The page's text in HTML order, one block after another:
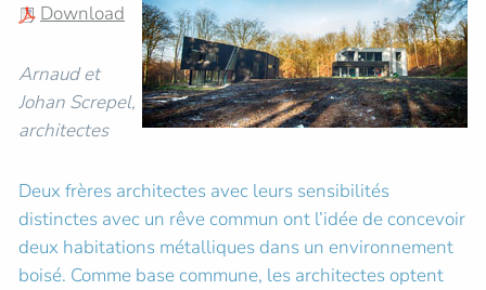
Download
Arnaud et
Johan Screpel,
architectes
Deux frères architectes avec leurs sensibilités
distinctes avec un rêve commun ont l’idée de concevoir
deux habitations métalliques dans un environnement
boisé. Comme base commune, les architectes optent